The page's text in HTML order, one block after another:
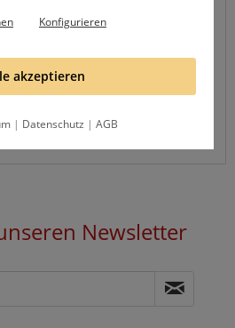
Newsletter
Konfigurieren
akzeptieren
| Datenschutz | AGB